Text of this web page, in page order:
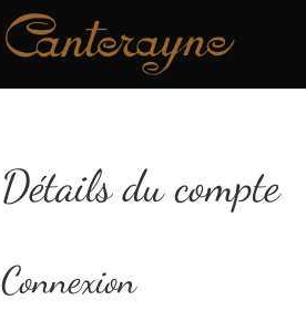
Détails du compte
Connexion